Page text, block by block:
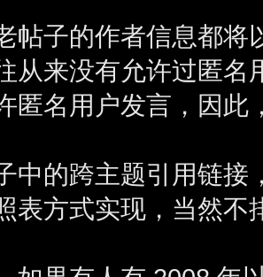
帖子的作者信息都将
从来没有允许过匿名
匿名用户发言，因此
中的跨主题引用链接
表方式实现，当然不